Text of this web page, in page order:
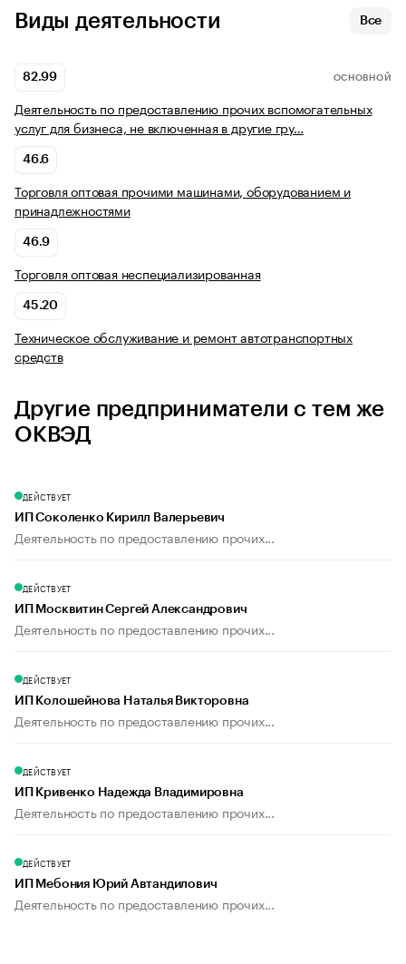
Виды деятельности Все
82.99 ОСНОВНОЙ
Деятельность по предоставлению прочих вспомогательных
услуг для бизнеса, не включенная в другие гру…
46.6
Торговля оптовая прочими машинами, оборудованием и
принадлежностями
46.9
Торговля оптовая неспециализированная
45.20
Техническое обслуживание и ремонт автотранспортных
средств
Другие предприниматели с тем же
ОКВЭД
ДЕЙСТВУЕТ
ИП Соколенко Кирилл Валерьевич
Деятельность по предоставлению прочих...
ДЕЙСТВУЕТ
ИП Москвитин Сергей Александрович
Деятельность по предоставлению прочих...
ДЕЙСТВУЕТ
ИП Колошейнова Наталья Викторовна
Деятельность по предоставлению прочих...
ДЕЙСТВУЕТ
ИП Кривенко Надежда Владимировна
Деятельность по предоставлению прочих...
ДЕЙСТВУЕТ
ИП Мебония Юрий Автандилович
Деятельность по предоставлению прочих...